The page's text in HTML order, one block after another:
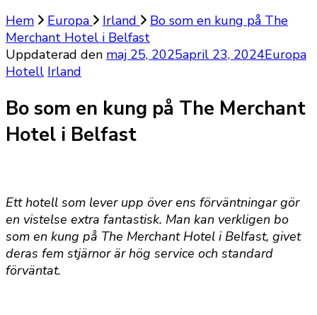
Hem
Europa Irland
Bo som en kung på The
Merchant Hotel i Belfast
Uppdaterad den maj 25, 2025april 23, 2024Europa
Hotell Irland
Bo som en kung på The Merchant
Hotel i Belfast
Ett hotell som lever upp över ens förväntningar gör
en vistelse extra fantastisk. Man kan verkligen bo
som en kung på The Merchant Hotel i Belfast, givet
deras fem stjärnor är hög service och standard
förväntat.